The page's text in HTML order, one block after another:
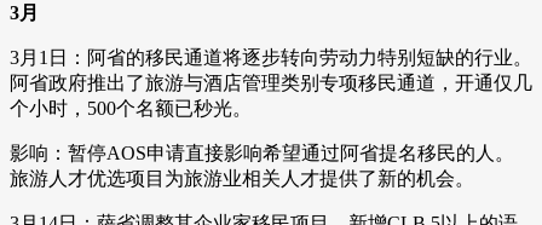
3月
3月1日：阿省的移民通道将逐步转向劳动力特别短缺的行业。
阿省政府推出了旅游与酒店管理类别专项移民通道，开通仅几
个小时，500个名额已秒光。
影响：暂停AOS申请直接影响希望通过阿省提名移民的人。
旅游人才优选项目为旅游业相关人才提供了新的机会。